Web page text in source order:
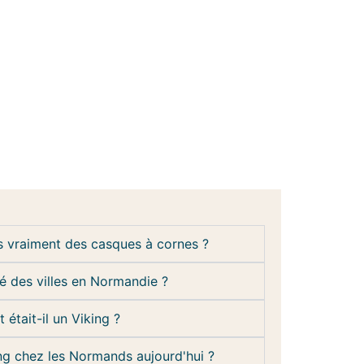
des casques à cornes ?
des villes en Normandie ?
était-il un Viking ?
chez les Normands aujourd'hui ?